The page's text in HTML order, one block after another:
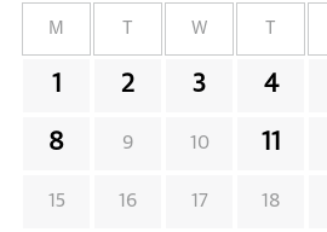
M W
1 2 3 4
8 9 10 11
15 16 17 18